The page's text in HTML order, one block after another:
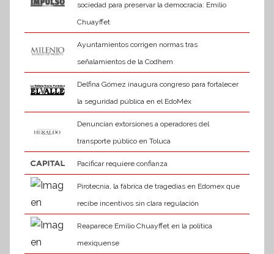
sociedad para preservar la democracia: Emilio
Chuayffet
Ayuntamientos corrigen normas tras
señalamientos de la Codhem
Delfina Gómez inaugura congreso para fortalecer
la seguridad pública en el EdoMéx
Denuncian extorsiones a operadores del
transporte público en Toluca
Pacificar requiere confianza
Pirotecnia, la fábrica de tragedias en Edomex que
recibe incentivos sin clara regulación
Reaparece Emilio Chuayffet en la política
mexiquense